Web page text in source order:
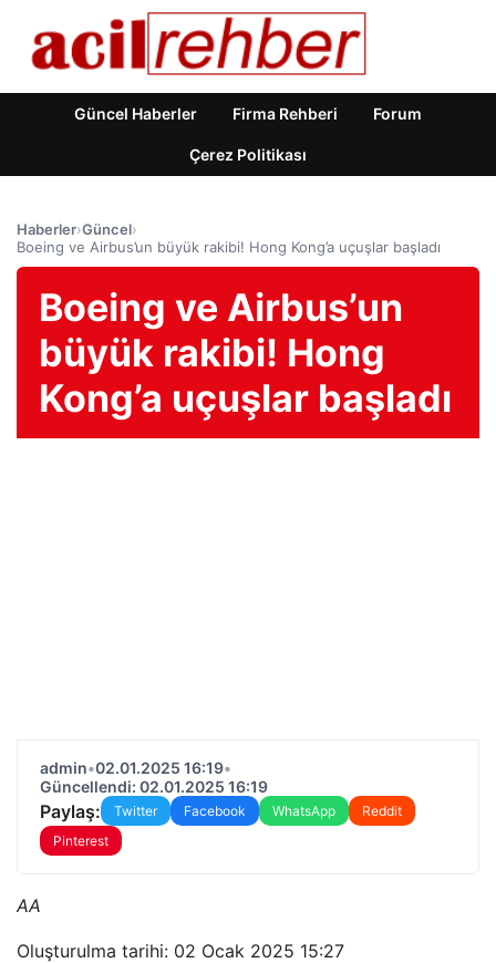
Güncel Haberler Firma Rehberi Forum
Çerez Politikası
Haberler›Güncel›
Boeing ve Airbus’un büyük rakibi! Hong Kong’a uçuşlar başladı
Boeing ve Airbus’un
büyük rakibi! Hong
Kong’a uçuşlar başladı
admin•02.01.2025 16:19•
Güncellendi: 02.01.2025 16:19
Paylaş: Twitter Facebook WhatsApp
Reddit
Pinterest
AA
Oluşturulma tarihi: 02 Ocak 2025 15:27